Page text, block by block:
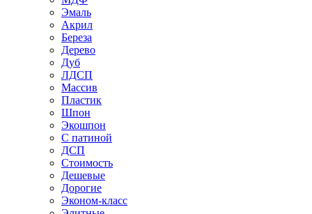
Эмаль
Акрил
Береза
Дерево
Дуб
ЛДСП
Массив
Пластик
Шпон
Экошпон
С патиной
ДСП
Стоимость
Дешевые
Дорогие
Эконом-класс